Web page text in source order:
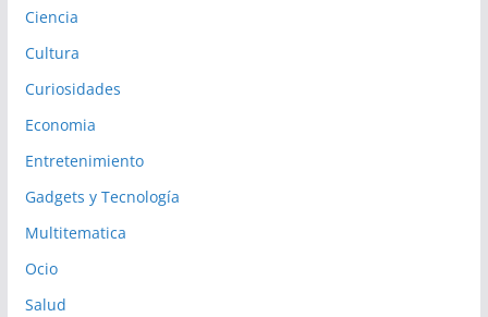
Ciencia
Cultura
Curiosidades
Economia
Entretenimiento
Gadgets y Tecnología
Multitematica
Ocio
Salud